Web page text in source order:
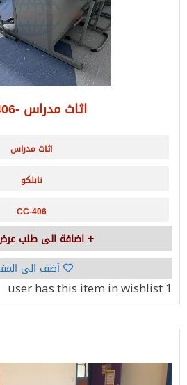
اثاث مدراس -cc-406
اثاث مدراس
نابلكو
CC-406
اضافة الى طلب
أضف الى
1 user
has this item in wishlist